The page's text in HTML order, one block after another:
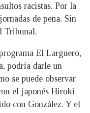
racistas. Por la
de pena. Sin
Tribunal.
El Larguero,
podría darle un
se puede observar
el japonés Hiroki
con González. Y el